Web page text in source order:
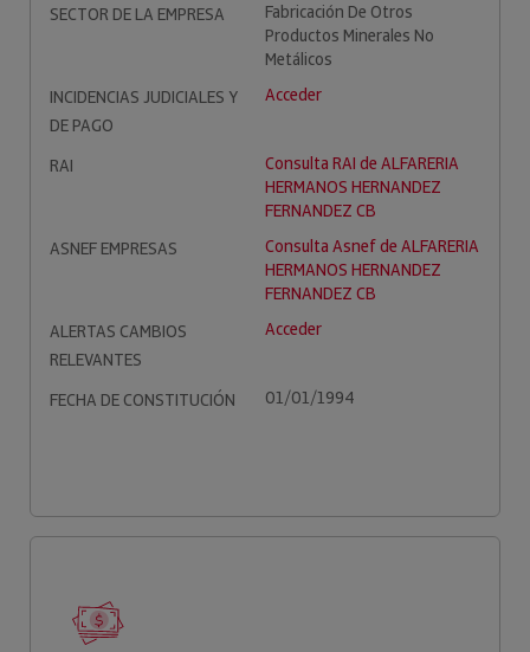
SECTOR DE LA EMPRESA
Fabricación De Otros
Productos Minerales No
Metálicos
INCIDENCIAS JUDICIALES Y
DE PAGO
Acceder
RAI
Consulta RAI de ALFARERIA
HERMANOS HERNANDEZ
FERNANDEZ CB
ASNEF EMPRESAS
Consulta Asnef de ALFARERIA
HERMANOS HERNANDEZ
FERNANDEZ CB
ALERTAS CAMBIOS
RELEVANTES
Acceder
FECHA DE CONSTITUCIÓN 01/01/1994